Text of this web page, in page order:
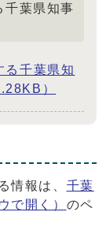
千葉県知事
る千葉県知
）
情報は、 千葉
で開く） のペ